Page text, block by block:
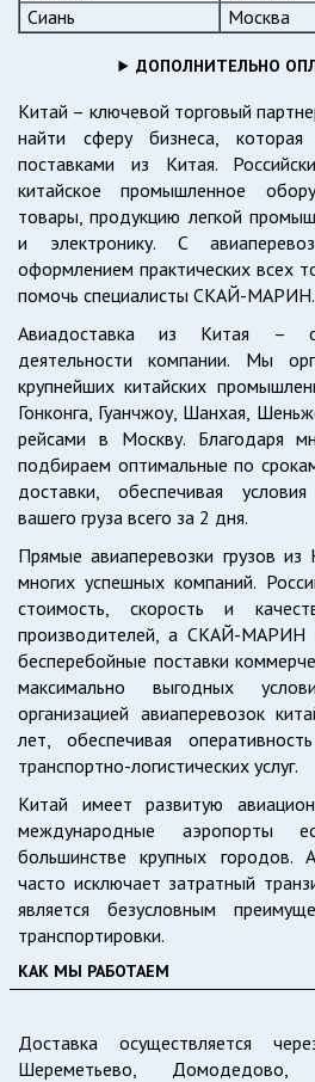
Сиань
Москва
ДОПОЛНИТЕЛЬНО
Китай – ключевой торговый
найти сферу бизнеса,
поставками из Китая.
китайское промышленное
товары, продукцию легкой
и электронику. С
оформлением практических всех
помочь специалисты СКАЙ-МАРИН.
Авиадоставка из Китая –
деятельности компании. Мы
крупнейших китайских
Гонконга, Гуанчжоу, Шанхая,
рейсами в Москву. Благодаря
подбираем оптимальные по
доставки, обеспечивая
вашего груза всего за 2 дня.
Прямые авиаперевозки грузов
многих успешных компаний.
стоимость, скорость и
производителей, а СКАЙ-МАРИН
бесперебойные поставки
максимально выгодных
организацией авиаперевозок
лет, обеспечивая
транспортно-логистических услуг.
Китай имеет развитую
международные аэропорты
большинстве крупных городов.
часто исключает затратный
является безусловным
транспортировки.
КАК МЫ РАБОТАЕМ
Доставка осуществляется
Шереметьево, Домодедово,